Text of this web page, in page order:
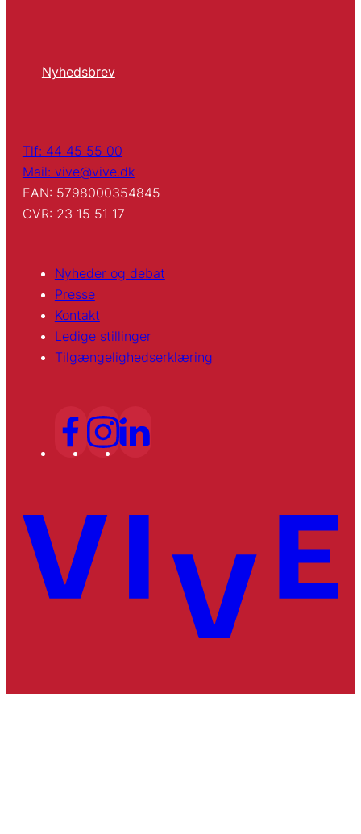
Nyhedsbrev
Tlf: 44 45 55 00
Mail: vive@vive.dk
EAN: 5798000354845
CVR: 23 15 51 17
Nyheder og debat
Presse
Kontakt
Ledige stillinger
Tilgængelighedserklæring